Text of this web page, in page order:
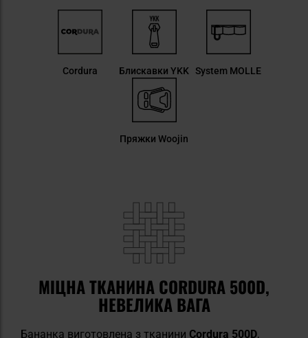
Cordura Блискавки YKK System MOLLE
Пряжки Woojin
МІЦНА ТКАНИНА CORDURA 500D,
НЕВЕЛИКА ВАГА
Бананка виготовлена з тканини Cordura 500D,